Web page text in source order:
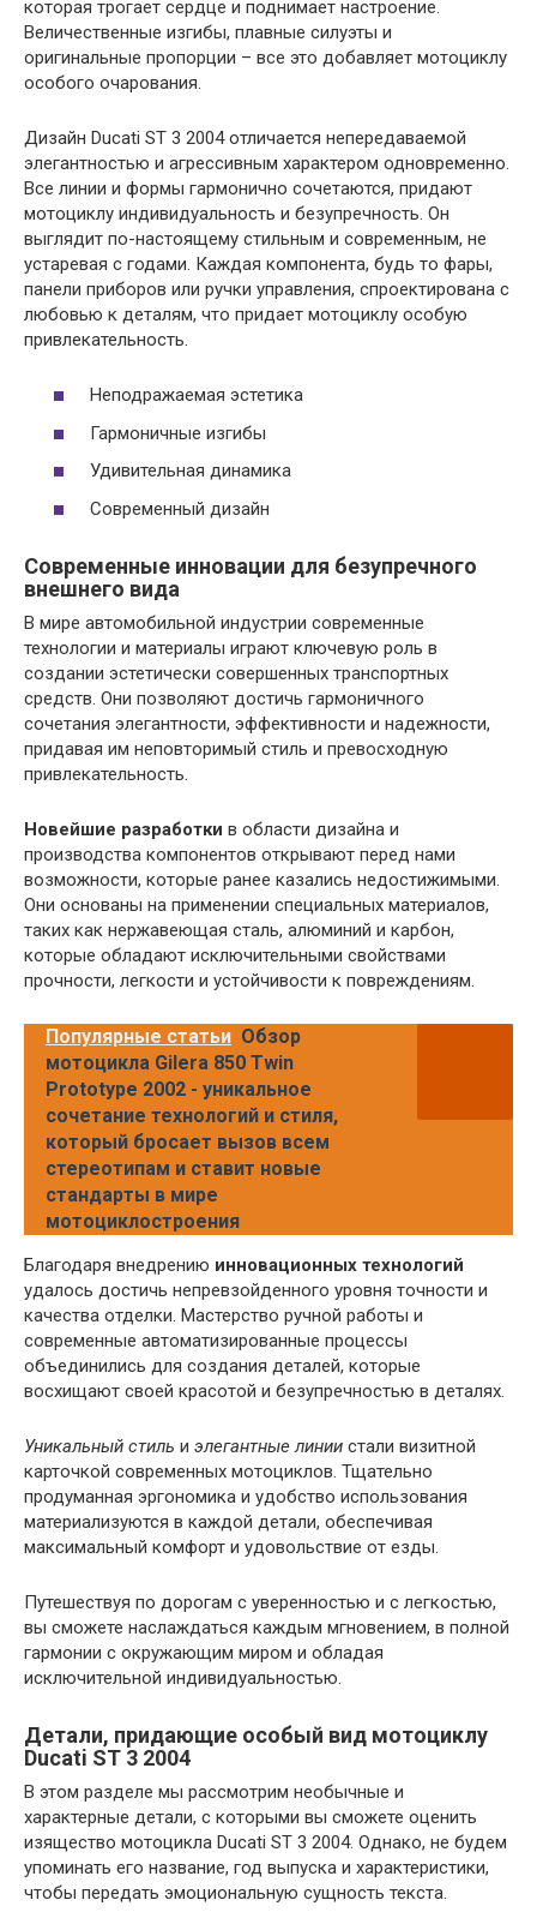
которая трогает сердце и поднимает настроение.
Величественные изгибы, плавные силуэты и
оригинальные пропорции – все это добавляет мотоциклу
особого очарования.
Дизайн Ducati ST 3 2004 отличается непередаваемой
элегантностью и агрессивным характером одновременно.
Все линии и формы гармонично сочетаются, придают
мотоциклу индивидуальность и безупречность. Он
выглядит по-настоящему стильным и современным, не
устаревая с годами. Каждая компонента, будь то фары,
панели приборов или ручки управления, спроектирована с
любовью к деталям, что придает мотоциклу особую
привлекательность.
Неподражаемая эстетика
Гармоничные изгибы
Удивительная динамика
Современный дизайн
Современные инновации для безупречного
внешнего вида
В мире автомобильной индустрии современные
технологии и материалы играют ключевую роль в
создании эстетически совершенных транспортных
средств. Они позволяют достичь гармоничного
сочетания элегантности, эффективности и надежности,
придавая им неповторимый стиль и превосходную
привлекательность.
Новейшие разработки в области дизайна и
производства компонентов открывают перед нами
возможности, которые ранее казались недостижимыми.
Они основаны на применении специальных материалов,
таких как нержавеющая сталь, алюминий и карбон,
которые обладают исключительными свойствами
прочности, легкости и устойчивости к повреждениям.
Популярные статьи Обзор
мотоцикла Gilera 850 Twin
Prototype 2002 - уникальное
сочетание технологий и стиля,
который бросает вызов всем
стереотипам и ставит новые
стандарты в мире
мотоциклостроения
Благодаря внедрению инновационных технологий
удалось достичь непревзойденного уровня точности и
качества отделки. Мастерство ручной работы и
современные автоматизированные процессы
объединились для создания деталей, которые
восхищают своей красотой и безупречностью в деталях.
Уникальный стиль и элегантные линии стали визитной
карточкой современных мотоциклов. Тщательно
продуманная эргономика и удобство использования
материализуются в каждой детали, обеспечивая
максимальный комфорт и удовольствие от езды.
Путешествуя по дорогам с уверенностью и с легкостью,
вы сможете наслаждаться каждым мгновением, в полной
гармонии с окружающим миром и обладая
исключительной индивидуальностью.
Детали, придающие особый вид мотоциклу
Ducati ST 3 2004
В этом разделе мы рассмотрим необычные и
характерные детали, с которыми вы сможете оценить
изящество мотоцикла Ducati ST 3 2004. Однако, не будем
упоминать его название, год выпуска и характеристики,
чтобы передать эмоциональную сущность текста.